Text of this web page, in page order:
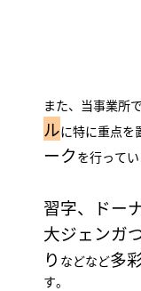
また、当事業所で
ルに特に重点を
ークを行ってい
習字、ドー
大ジェンガ
り などなど多
す。